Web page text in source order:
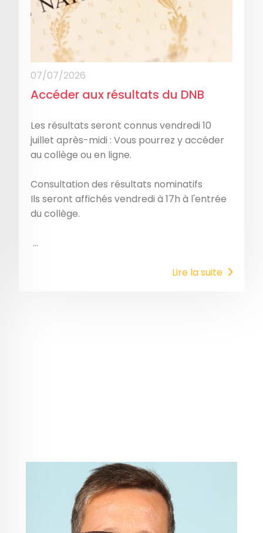
07/07/2026
Accéder aux résultats du DNB
Les résultats seront connus vendredi 10
juillet après-midi : Vous pourrez y accéder
au collège ou en ligne.
Consultation des résultats nominatifs
Ils seront affichés vendredi à 17h à l'entrée
du collège.
...
Lire la suite